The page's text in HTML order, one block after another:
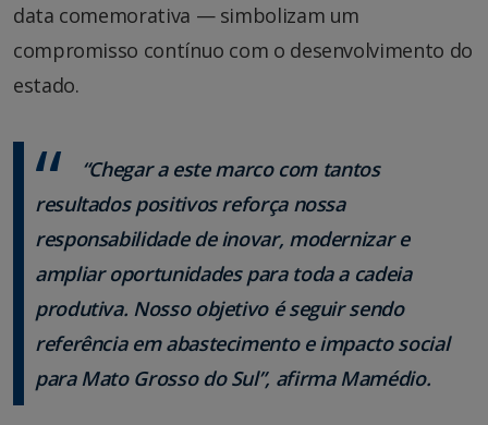
data comemorativa — simbolizam um
compromisso contínuo com o desenvolvimento do
estado.
“Chegar a este marco com tantos
resultados positivos reforça nossa
responsabilidade de inovar, modernizar e
ampliar oportunidades para toda a cadeia
produtiva. Nosso objetivo é seguir sendo
referência em abastecimento e impacto social
para Mato Grosso do Sul”, afirma Mamédio.